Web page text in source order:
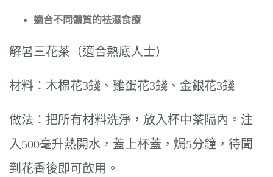
適合不同體質的袪濕食療
解暑三花茶（適合熱底人士）
材料：木棉花3錢、雞蛋花3錢、金銀花3錢
做法：把所有材料洗淨，放入杯中茶隔內。注
入500毫升熱開水，蓋上杯蓋，焗5分鐘，待聞
到花香後即可飲用。